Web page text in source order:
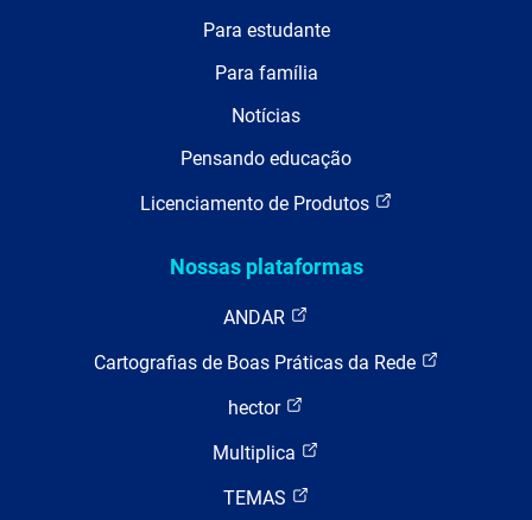
Para estudante
Para família
Notícias
Pensando educação
Licenciamento de Produtos
Nossas plataformas
ANDAR
Cartografias de Boas Práticas da Rede
hector
Multiplica
TEMAS